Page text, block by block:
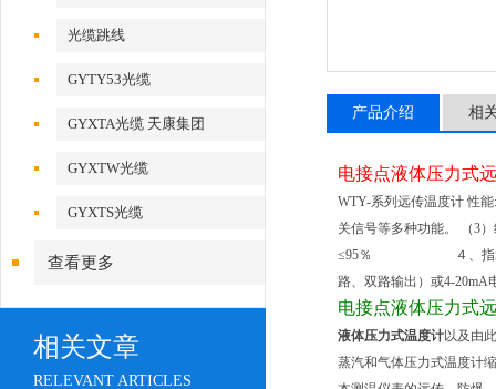
光缆跳线
GYTY53光缆
GYXTA光缆 天康集团
GYXTW光缆
GYXTS光缆
查看更多
相关文章
RELEVANT ARTICLES
产品介绍 相
电接点液体压力式
WTY-系列远传温度计 性
关信号等多种功能。 （
≤95％ ４、指示精度
路、双路输出）或4-20mA
电接点液体压力式
液体压力式温度计以及由
蒸汽和气体压力式温度计